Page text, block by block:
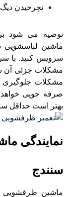
نچرخیدن
توصیه می شود
ماشین
سرویس کنید. با
مشکلات جزئی آن
مشکلات جلوگیری
صرفه جویی
بهتر است حداقل
نمایندگی
سنندج
ماشین ظرفشویی